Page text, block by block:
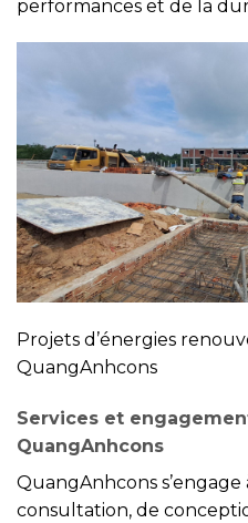
performances et de la
Projets d’énergies
QuangAnhcons
Services et
QuangAnhcons
QuangAnhcons
consultation, de